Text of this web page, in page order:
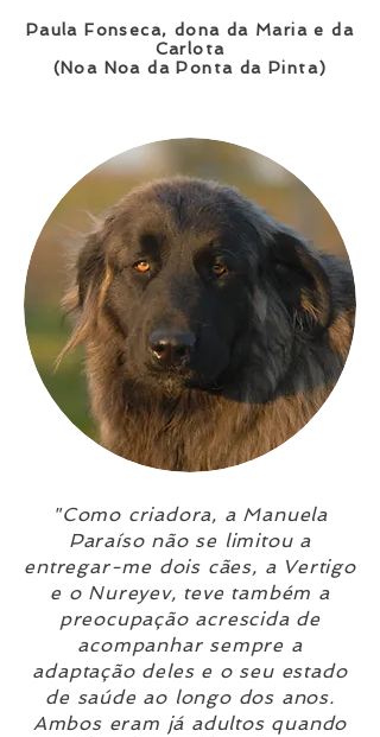
Paula Fonseca, dona da Maria e da
Carlota
(Noa Noa d a Ponta da Pinta)
"Como criadora, a Manuela
Paraíso não se limitou a
entregar-me dois cães, a Vertigo
e o Nureyev, teve também a
preocupação acrescida de
acompanhar sempre a
adaptação deles e o seu estado
de saúde ao longo dos anos.
Ambos eram já adultos quando